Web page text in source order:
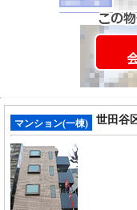
マンション(一棟) 世田谷